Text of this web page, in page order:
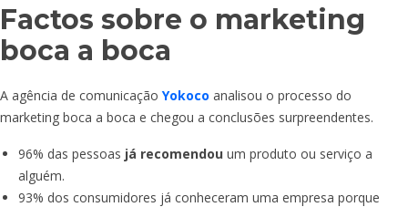
Factos sobre o marketing
boca a boca
A agência de comunicação Yokoco analisou o processo do
marketing boca a boca e chegou a conclusões surpreendentes.
96% das pessoas já recomendou um produto ou serviço a
alguém.
93% dos consumidores já conheceram uma empresa porque